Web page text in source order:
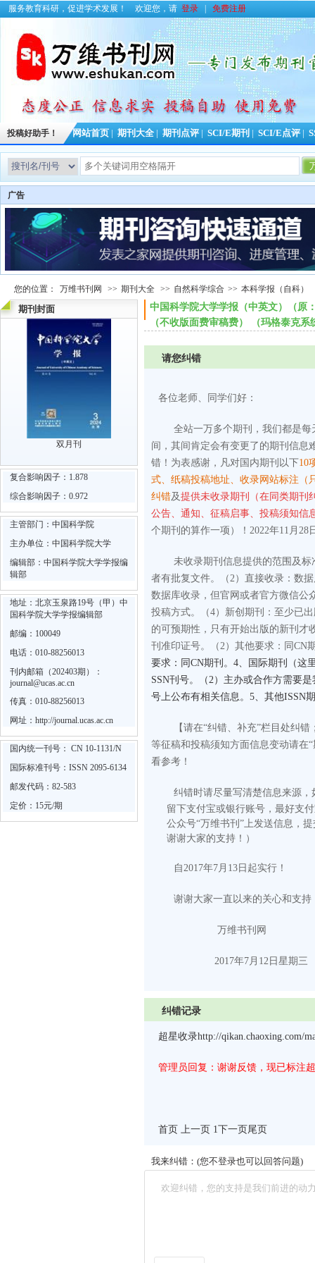
服务教育科研，促进学术发展！ 欢迎您，请 登录 免费注册
投稿好助手！ 网站首页 期刊大全 期刊点评 SCI/E期刊 SCI/E点评
广告
您的位置： 万维书刊网 >> 期刊大全 >> 自然科学综合 >> 本科学报（自科）
期刊封面
双月刊
复合影响因子：1.878
综合影响因子：0.972
主管部门：中国科学院
主办单位：中国科学院大学
编辑部：中国科学院大学学报编
辑部
地址：北京玉泉路19号（甲）中
国科学院大学学报编辑部
邮编：100049
电话：010-88256013
刊内邮箱（202403期）：
journal@ucas.ac.cn
传真：010-88256013
网址： http://journal.ucas.ac.cn
国内统一刊号： CN 10-1131/N
国际标准刊号：ISSN 2095-6134
邮发代码：82-583
定价：15元/期
中国科学院大学学报（中英文）（原
（不收版面费审稿费） （玛格泰克
请您纠错
各位老师、同学们好：
全站一万多个期刊，我们都是
间，其间肯定会有变更了的期刊信息
错！为表感谢，凡对国内期刊以下10
式、纸稿投稿地址、收录网站标注（
纠错及提供未收录期刊（在同类期刊
公告、通知、征稿启事、投稿须知信
个期刊的算作一项）！2022年11月28
未收录期刊信息提供的范围及标
者有批复文件。
（2）直接收录：数
数据库收录，但官网或者官方微信公
投稿方式。
（4）新创期刊：至少已
的可预期性，只有开始出版的新刊才
刊准印证号。
（2）其他要求：同CN
要求：同CN期刊。4、国际期刊（这
SSN刊号。（2）主办或合作方需要
号上公布有相关信息。5、其他ISSN
【请在“纠错、补充”栏目处纠
等征稿和投稿须知方面信息变动请在
看参考！
纠错时请尽量写清楚信息来源
留下支付宝或银行账号，最好支
公众号“万维书刊”上发送信息，
谢谢大家的支持！）
自2017年7月13日起实行！
谢谢大家一直以来的关心和支持
万维书刊网
2017年7月 12 日 星期三
纠错记录
超星收录http://qikan.chaoxing.com/
管理员回复：谢谢反馈，现已标注
首页 上一页 1下一页尾页
我来纠错：(您不登录也可以回答问题)